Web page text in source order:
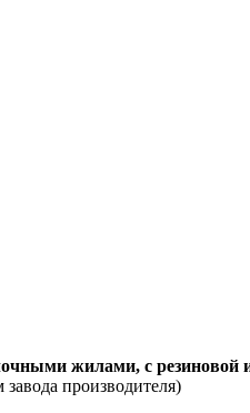
жилами, с резиновой
производителя)